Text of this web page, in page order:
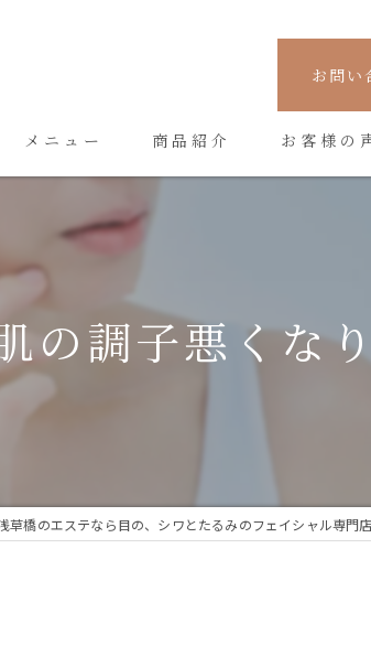
お問い
メニュー 商品紹介 お客様の
の調子悪くな
草橋のエステなら目の、シワとたるみのフェイシャル専門